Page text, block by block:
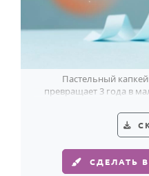
Пастельный
превращает 3 года в
СДЕЛАТЬ